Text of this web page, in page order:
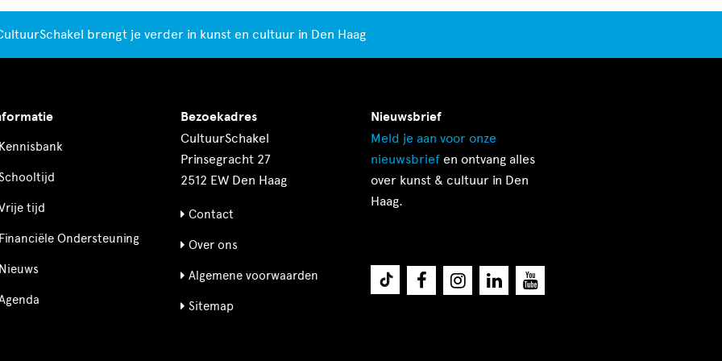
brengt je verder in kunst en cultuur in Den Haag
tijd
Ondersteuning
Bezoekadres
CultuurSchakel
Prinsegracht 27
2512 EW Den Haag
Contact
Over ons
Algemene voorwaarden
Sitemap
Nieuwsbrief
Meld je aan voor onze
nieuwsbrief en ontvang alles
over kunst & cultuur in Den
Haag.